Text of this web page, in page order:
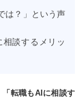
は？」という声
談するメリッ
「転職もAIに相談す